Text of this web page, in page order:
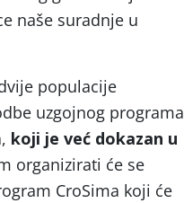
naše suradnje u
populacije
uzgojnog programa
koji je već dokazan u
organizirati će se
CroSima koji će